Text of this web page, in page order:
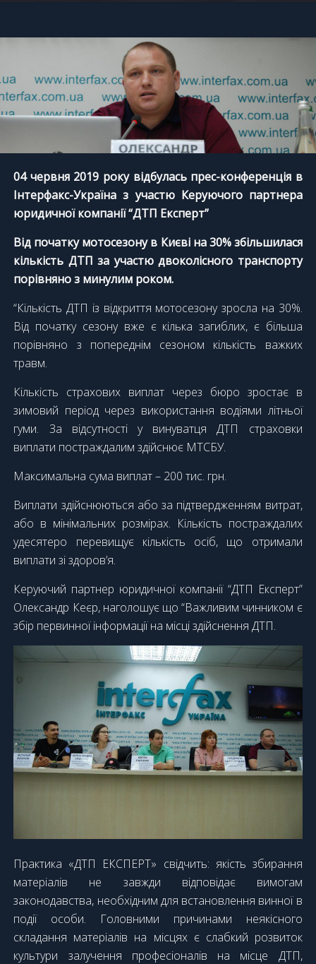
04 червня 2019 року відбулась прес-конференція в
Інтерфакс-Україна з участю Керуючого партнера
юридичної компанії “ДТП Експерт”
Від початку мотосезону в Києві на 30% збільшилася
кількість ДТП за участю двоколісного транспорту
порівняно з минулим роком.
“Кількість ДТП із відкриття мотосезону зросла на 30%.
Від початку сезону вже є кілька загиблих, є більша
порівняно з попереднім сезоном кількість важких
травм.
Кількість страхових виплат через бюро зростає в
зимовий період через використання водіями літньої
гуми. За відсутності у винуватця ДТП страховки
виплати постраждалим здійснює МТСБУ.
Максимальна сума виплат – 200 тис. грн.
Виплати здійснюються або за підтвердженням витрат,
або в мінімальних розмірах. Кількість постраждалих
удесятеро перевищує кількість осіб, що отримали
виплати зі здоров’я.
Керуючий партнер юридичної компанії “ДТП Експерт”
Олександр Кеєр, наголошує що “Важливим чинником є
збір первинної інформації на місці здійснення ДТП.
Практика «ДТП ЕКСПЕРТ» свідчить: якість збирання
матеріалів не завжди відповідає вимогам
законодавства, необхідним для встановлення винної в
події особи. Головними причинами неякісного
складання матеріалів на місцях є слабкий розвиток
культури залучення професіоналів на місце ДТП,